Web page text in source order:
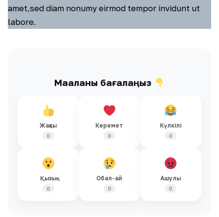
amet,sed diam nonumy eirmod tempor invidunt ut
labore.
Мақаланы бағалаңыз
Жақсы
0
Керемет
0
Күлкілі
0
Қызық
0
Обал-ай
0
Ашулы
0